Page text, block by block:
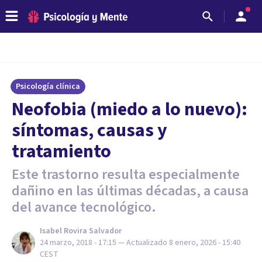
Psicología clínica
Neofobia (miedo a lo nuevo):
síntomas, causas y
tratamiento
Este trastorno resulta especialmente
dañino en las últimas décadas, a causa
del avance tecnológico.
Isabel Rovira Salvador
24 marzo, 2018 - 17:15 — Actualizado 8 enero, 2026 - 15:40
CEST